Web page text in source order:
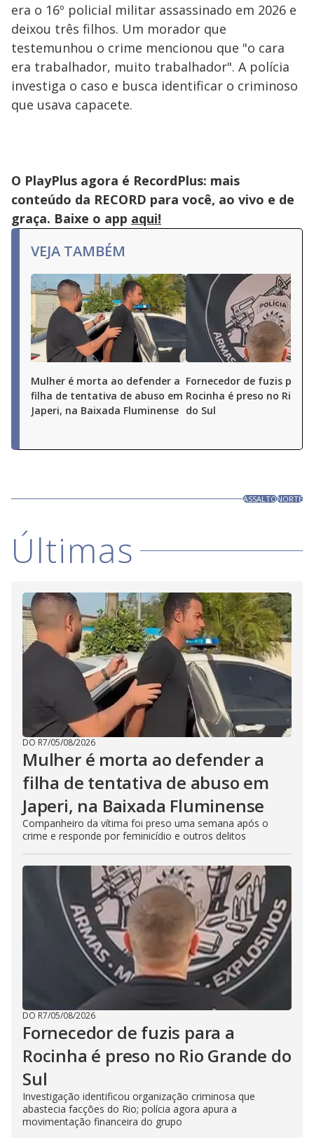
era o 16º policial militar assassinado em 2026 e
deixou três filhos. Um morador que
testemunhou o crime mencionou que "o cara
era trabalhador, muito trabalhador". A polícia
investiga o caso e busca identificar o criminoso
que usava capacete.
O PlayPlus agora é RecordPlus: mais
conteúdo da RECORD para você, ao vivo e de
graça. Baixe o app aqui!
VEJA TAMBÉM
Mulher é morta ao defender a
filha de tentativa de abuso em
Japeri, na Baixada Fluminense
Fornecedor de fuzis para
Rocinha é preso no Rio
do Sul
ASSALTONORTE
Últimas
DO R7/05/08/2026
Mulher é morta ao defender a
filha de tentativa de abuso em
Japeri, na Baixada Fluminense
Companheiro da vítima foi preso uma semana após o
crime e responde por feminicídio e outros delitos
DO R7/05/08/2026
Fornecedor de fuzis para a
Rocinha é preso no Rio Grande do
Sul
Investigação identificou organização criminosa que
abastecia facções do Rio; polícia agora apura a
movimentação financeira do grupo